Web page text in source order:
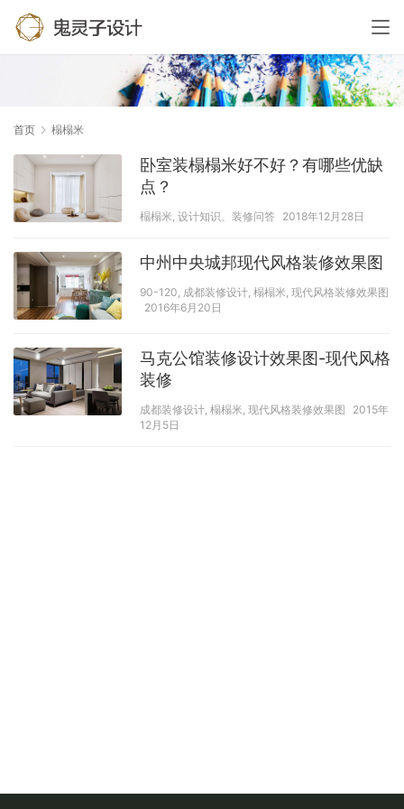
首页 榻榻米
卧室装榻榻米好不好？有哪些优缺
点？
榻榻米 设计知识、装修问答 2018年12月28日
中州中央城邦现代风格装修效果图
90-120 成都装修设计 榻榻米 现代风格装修效果图
2016年6月20日
马克公馆装修设计效果图-现代风格
装修
成都装修设计 榻榻米 现代风格装修效果图
2015年
12月5日